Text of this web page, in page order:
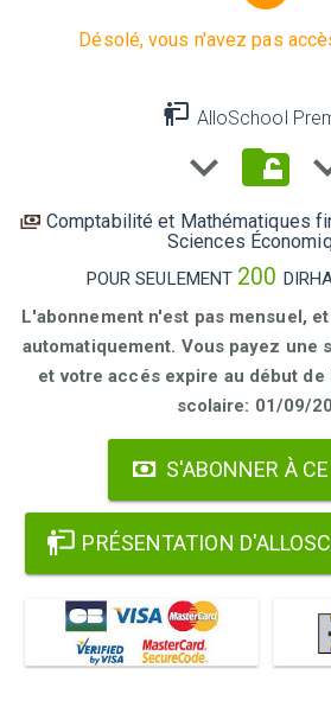
Désolé, vous n'avez pas
AlloSchool
Comptabilité et Mathématiques
Sciences
POUR SEULEMENT 200
L'abonnement n'est pas mensuel,
automatiquement. Vous payez une
et votre accés expire au début de
scolaire: 01/09/
S'ABONNER À
PRÉSENTATION